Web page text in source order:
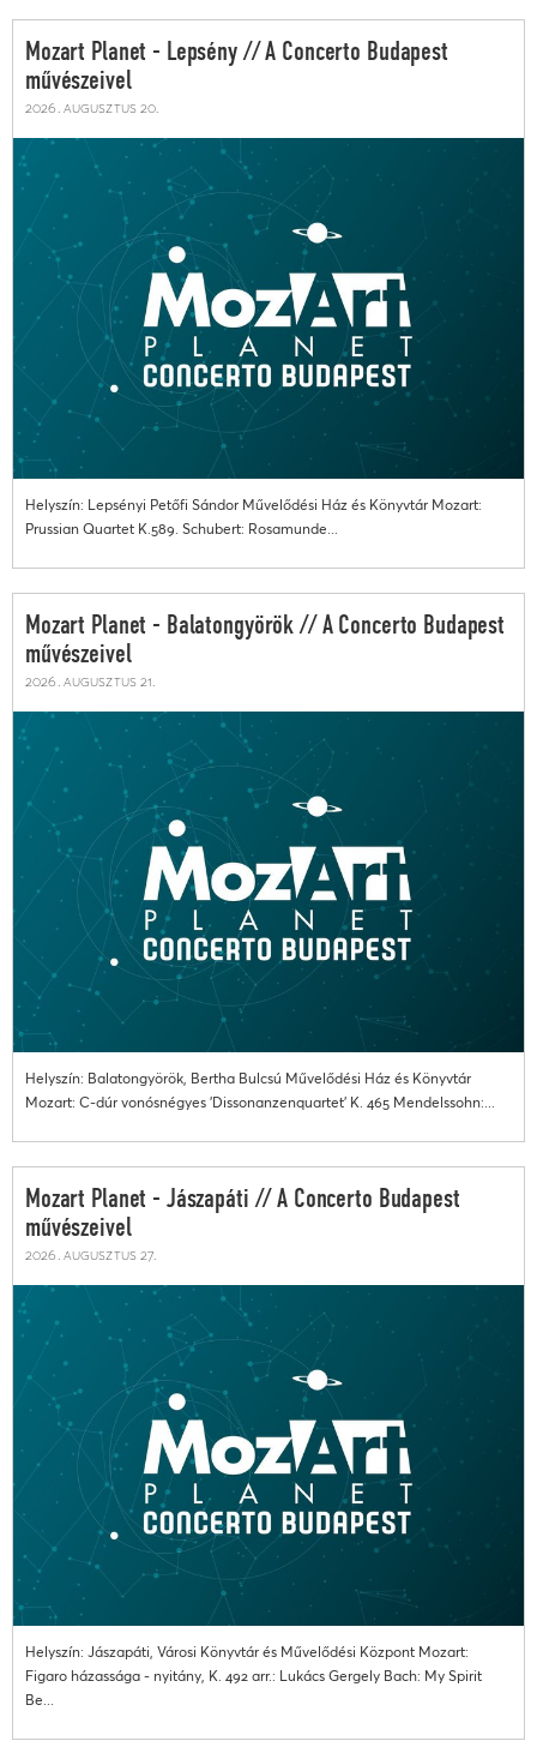
Mozart Planet - Lepsény // A Concerto Budapest
művészeivel
2026. augusztus 20.
Helyszín: Lepsényi Petőfi Sándor Művelődési Ház és Könyvtár Mozart:
Prussian Quartet K.589. Schubert: Rosamunde...
Mozart Planet - Balatongyörök // A Concerto Budapest
művészeivel
2026. augusztus 21.
Helyszín: Balatongyörök, Bertha Bulcsú Művelődési Ház és Könyvtár
Mozart: C-dúr vonósnégyes 'Dissonanzenquartet' K. 465 Mendelssohn:...
Mozart Planet - Jászapáti // A Concerto Budapest
művészeivel
2026. augusztus 27.
Helyszín: Jászapáti, Városi Könyvtár és Művelődési Központ Mozart:
Figaro házassága - nyitány, K. 492 arr.: Lukács Gergely Bach: My Spirit
Be...